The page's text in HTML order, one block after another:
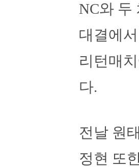
NC와 두
대결에
리턴매
다.
전날 원
정현 또